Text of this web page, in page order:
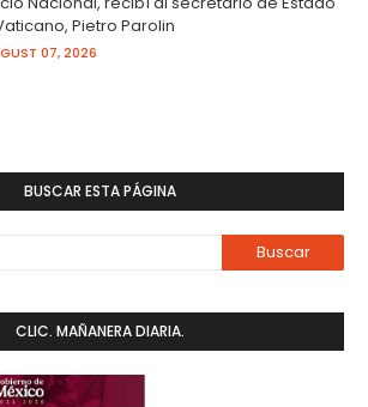
Pietro Parolin
07, 2026
BUSCAR ESTA PÁGINA
CLIC. MAÑANERA DIARIA.